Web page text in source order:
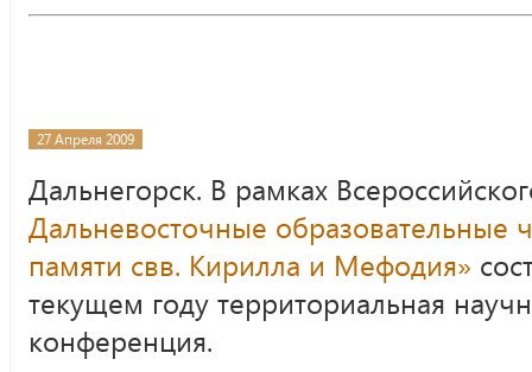
27 Апреля 2009
Дальнегорск. В рамках
Дальневосточные образовательные
памяти свв. Кирилла и Мефодия»
текущем году территориальная
конференция.